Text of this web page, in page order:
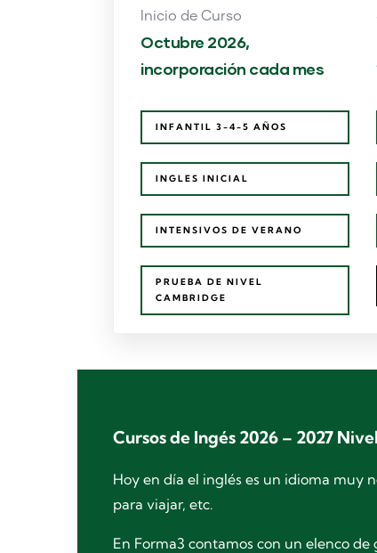
Inicio de Curso
Octubre 2026,
incorporación cada mes
INFANTIL 3-4-5 AÑOS
INGLES INICIAL
INTENSIVOS DE VERANO
PRUEBA DE NIVEL
CAMBRIDGE
Cursos de Ingés 2026 – 2027
Hoy en día el inglés es un idioma muy
para viajar, etc.
En Forma3 contamos con un elenco